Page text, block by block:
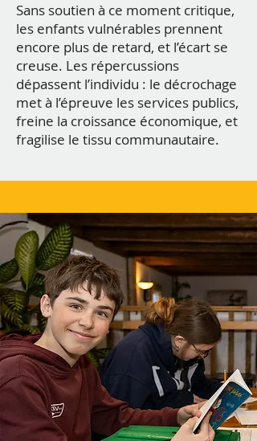
Sans soutien à ce moment critique,
les enfants vulnérables prennent
encore plus de retard, et l’écart se
creuse. Les répercussions
dépassent l’individu : le décrochage
met à l’épreuve les services publics,
freine la croissance économique, et
fragilise le tissu communautaire.